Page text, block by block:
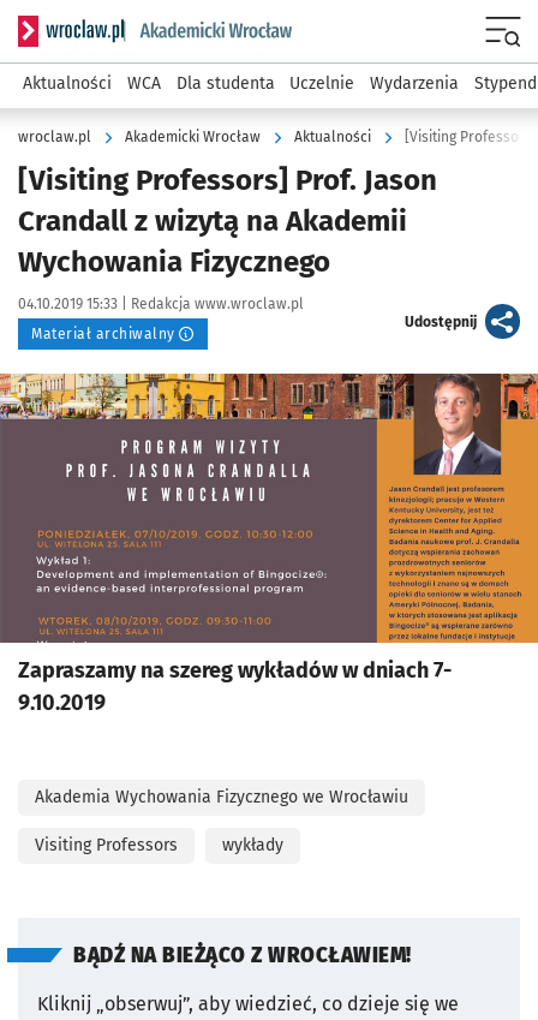
Serwis informacyjny wroclaw.pl podserwis: Akademicki
Aktualności WCA Dla studenta Uczelnie Wydarzenia
wroclaw.pl Akademicki Wrocław Aktualności
[Visiting Professors] Prof. Jason
Crandall z wizytą na Akademii
Wychowania Fizycznego
Data publikacji:
04.10.2019 15:33 | Autor:
Redakcja www.wroclaw.pl
Materiał archiwalny
Udostępnijartykuł
Kliknij, aby powiększyć
Zapraszamy na szereg wykładów w dniach 7-
9.10.2019
Akademia Wychowania Fizycznego we Wrocławiu
Visiting Professors wykłady
BĄDŹ NA BIEŻĄCO Z WROCŁAWIEM!
Kliknij „obserwuj”, aby wiedzieć, co dzieje się we